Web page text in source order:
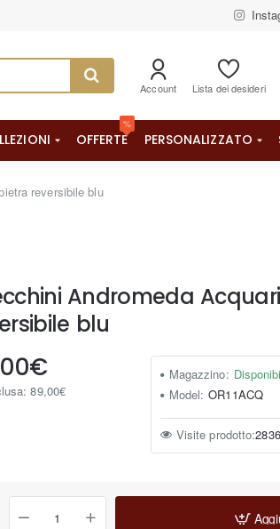
Account Lista dei desideri
OFFERTE
%
PERSONALIZZATO
reversibile blu
Andromeda
blu
89,00€
Magazzino:
Model: OR11ACQ
Visite prodotto:2836